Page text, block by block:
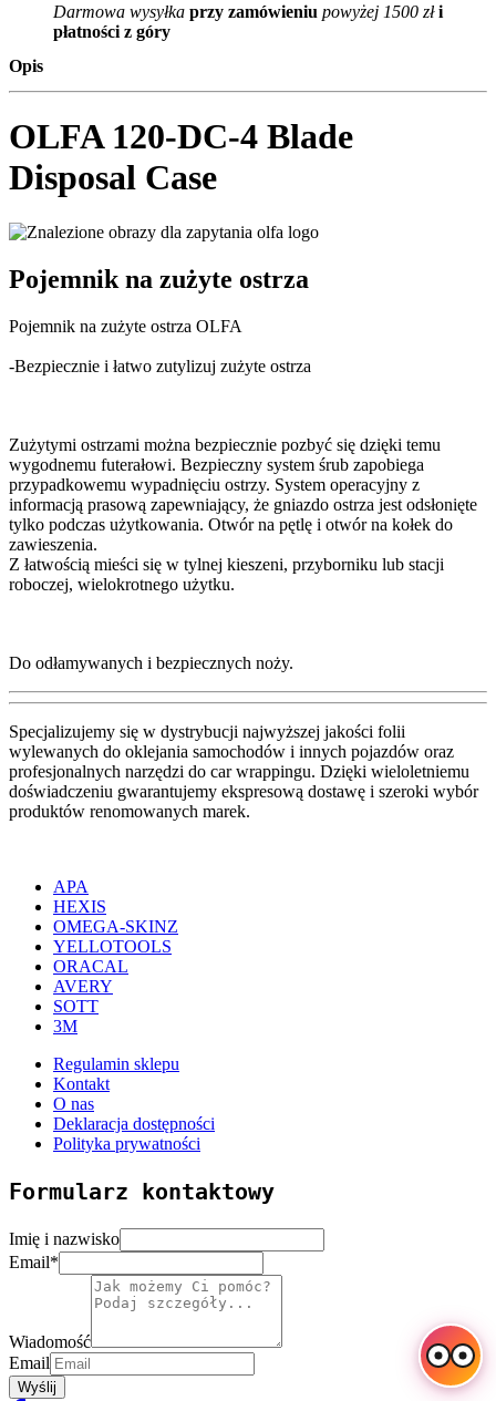
Darmowa wysyłka przy zamówieniu powyżej 1500 złi
płatności z góry
Opis
OLFA 120-DC-4 Blade
Disposal Case
Pojemnik na zużyte ostrza
Pojemnik na zużyte ostrza OLFA
-Bezpiecznie i łatwo zutylizuj zużyte ostrza
Zużytymi ostrzami można bezpiecznie pozbyć się dzięki temu
wygodnemu futerałowi. Bezpieczny system śrub zapobiega
przypadkowemu wypadnięciu ostrzy. System operacyjny z
informacją prasową zapewniający, że gniazdo ostrza jest odsłonięte
tylko podczas użytkowania. Otwór na pętlę i otwór na kołek do
zawieszenia.
Z łatwością mieści się w tylnej kieszeni, przyborniku lub stacji
roboczej, wielokrotnego użytku.
Do odłamywanych i bezpiecznych noży.
Specjalizujemy się w dystrybucji najwyższej jakości folii
wylewanych do oklejania samochodów i innych pojazdów oraz
profesjonalnych narzędzi do car wrappingu. Dzięki wieloletniemu
doświadczeniu gwarantujemy ekspresową dostawę i szeroki wybór
produktów renomowanych marek.
APA
HEXIS
OMEGA-SKINZ
YELLOTOOLS
ORACAL
AVERY
SOTT
3M
Regulamin sklepu
Kontakt
O nas
Deklaracja dostępności
Polityka prywatności
Formularz kontaktowy
Imię i nazwisko
Email*
Wiadomość
Email
Wyślij